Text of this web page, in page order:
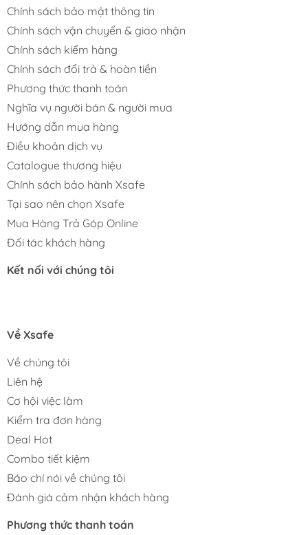
Chính sách bảo mật thông tin
Chính sách vận chuyển & giao nhận
Chính sách kiểm hàng
Chính sách đổi trả & hoàn tiền
Phương thức thanh toán
Nghĩa vụ người bán & người mua
Hướng dẫn mua hàng
Điều khoản dịch vụ
Catalogue thương hiệu
Chính sách bảo hành Xsafe
Tại sao nên chọn Xsafe
Mua Hàng Trả Góp Online
Đối tác khách hàng
Kết nối với chúng tôi
Về Xsafe
Về chúng tôi
Liên hệ
Cơ hội việc làm
Kiểm tra đơn hàng
Deal Hot
Combo tiết kiệm
Báo chí nói về chúng tôi
Đánh giá cảm nhận khách hàng
Phương thức thanh toán